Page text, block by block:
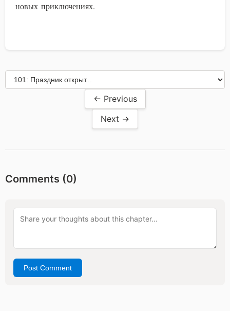
новых приключениях.
← Previous
Next →
Comments (0)
Post Comment